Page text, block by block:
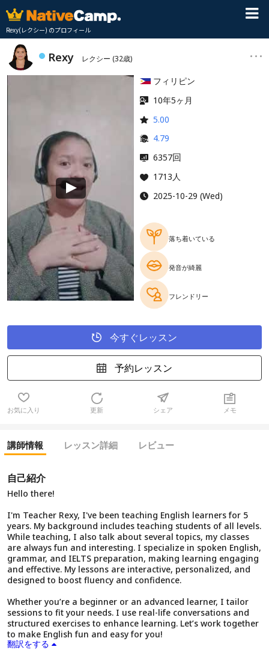
Rexy(レクシー) のプロフィール
Rexy レクシー (32歳)
フィリピン
10年5ヶ月
5.00
4.79
6357回
1713人
2025-10-29 (Wed)
落ち着いている
発音が綺麗
フレンドリー
今すぐレッスン
予約レッスン
お気に入り 更新 シェア メモ
講師情報 レッスン詳細 レビュー
自己紹介
Hello there!
I'm Teacher Rexy, I've been teaching English learners for 5
years. My background includes teaching students of all levels.
While teaching, I also talk about several topics, my classes
are always fun and interesting. I specialize in spoken English,
grammar, and IELTS preparation, making learning engaging
and effective. My lessons are interactive, personalized, and
designed to boost fluency and confidence.
Whether you’re a beginner or an advanced learner, I tailor
sessions to fit your needs. I use real-life conversations and
structured exercises to enhance learning. Let’s work together
to make English fun and easy for you!
翻訳をする